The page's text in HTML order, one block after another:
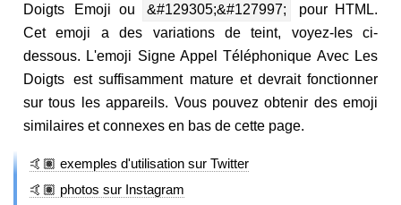
Doigts Emoji ou
&#129305;&#127997;
pour HTML.
Cet emoji a des variations de teint, voyez-les ci-
dessous. L'emoji Signe Appel Téléphonique Avec Les
Doigts est suffisamment mature et devrait fonctionner
sur tous les appareils. Vous pouvez obtenir des emoji
similaires et connexes en bas de cette page.
🤙🏽 exemples d'utilisation sur Twitter
🤙🏽 photos sur Instagram